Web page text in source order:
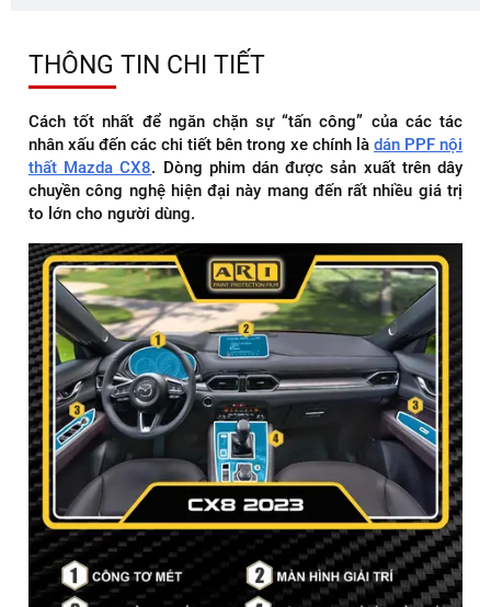
THÔNG TIN CHI TIẾT
Cách tốt nhất để ngăn chặn sự “tấn công” của các tác
nhân xấu đến các chi tiết bên trong xe chính là dán PPF nội
thất Mazda CX8. Dòng phim dán được sản xuất trên dây
chuyền công nghệ hiện đại này mang đến rất nhiều giá trị
to lớn cho người dùng.